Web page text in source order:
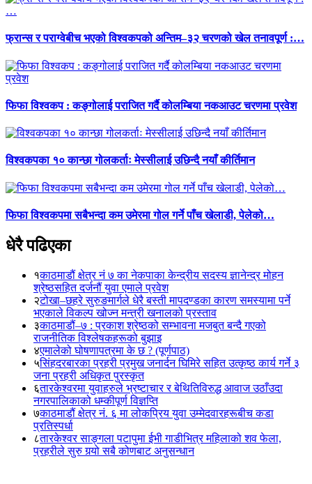
फ्रान्स र पराग्वेबीच भएको विश्वकपको अन्तिम–३२ चरणको खेल तनावपूर्ण :…
फिफा विश्वकप : कङ्गोलाई पराजित गर्दै कोलम्बिया नकआउट चरणमा प्रवेश
विश्वकपका १० कान्छा गोलकर्ताः मेस्सीलाई उछिन्दै नयाँ कीर्तिमान
फिफा विश्वकपमा सबैभन्दा कम उमेरमा गोल गर्ने पाँच खेलाडी, पेलेको…
धेरै पढिएका
१काठमाडौं क्षेत्र नं ७ का नेकपाका केन्द्रीय सदस्य ज्ञानेन्द्र मोहन
श्रेष्ठसहित दर्जनौं युवा एमाले प्रवेश
२टोखा–छहरे सुरुङमार्गले धेरै बस्ती मापदण्डका कारण समस्यामा पर्ने
भएकाले विकल्प खोज्न मन्त्री खनालको प्रस्ताव
३काठमाडौं–७ : प्रकाश श्रेष्ठको सम्भावना मजबुत बन्दै गएको
राजनीतिक विश्लेषकहरूको बुझाइ
४एमालेको घोषणापत्रमा के छ ? (पूर्णपाठ)
५सिंहदरबारका प्रहरी प्रमुख जनार्दन घिमिरे सहित उत्कृष्ठ कार्य गर्ने ३
जना प्रहरी अधिकृत पुरस्कृत
६तारकेश्वरमा युवाहरुले भ्रष्टाचार र बेथितिविरुद्ध आवाज उठाँउदा
नगरपालिकाको धम्कीपूर्ण विज्ञप्ति
७काठमाडौं क्षेत्र नं. ६ मा लोकप्रिय युवा उम्मेदवारहरूबीच कडा
प्रतिस्पर्धा
८तारकेश्वर साङ्गला पटापुमा ईभी गाडीभित्र महिलाको शव फेला,
प्रहरीले सुरु गर्‍यो सबै कोणबाट अनुसन्धान